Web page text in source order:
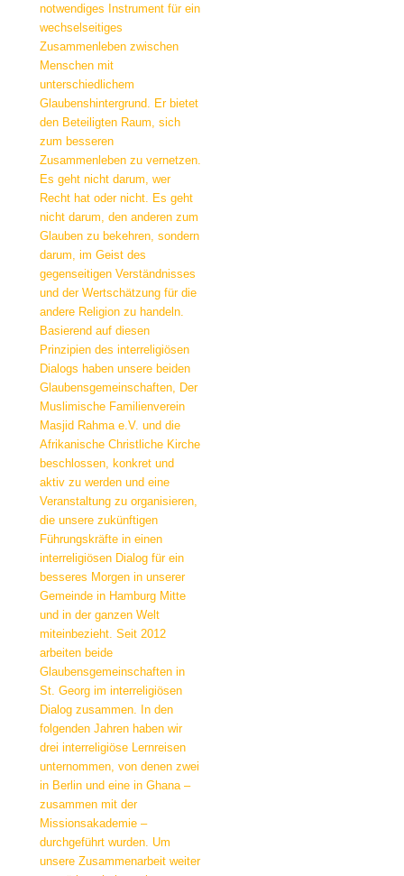
notwendiges Instrument für ein
wechselseitiges
Zusammenleben zwischen
Menschen mit
unterschiedlichem
Glaubenshintergrund. Er bietet
den Beteiligten Raum, sich
zum besseren
Zusammenleben zu vernetzen.
Es geht nicht darum, wer
Recht hat oder nicht. Es geht
nicht darum, den anderen zum
Glauben zu bekehren, sondern
darum, im Geist des
gegenseitigen Verständnisses
und der Wertschätzung für die
andere Religion zu handeln.
Basierend auf diesen
Prinzipien des interreligiösen
Dialogs haben unsere beiden
Glaubensgemeinschaften, Der
Muslimische Familienverein
Masjid Rahma e.V. und die
Afrikanische Christliche Kirche
beschlossen, konkret und
aktiv zu werden und eine
Veranstaltung zu organisieren,
die unsere zukünftigen
Führungskräfte in einen
interreligiösen Dialog für ein
besseres Morgen in unserer
Gemeinde in Hamburg Mitte
und in der ganzen Welt
miteinbezieht. Seit 2012
arbeiten beide
Glaubensgemeinschaften in
St. Georg im interreligiösen
Dialog zusammen. In den
folgenden Jahren haben wir
drei interreligiöse Lernreisen
unternommen, von denen zwei
in Berlin und eine in Ghana –
zusammen mit der
Missionsakademie –
durchgeführt wurden. Um
unsere Zusammenarbeit weiter